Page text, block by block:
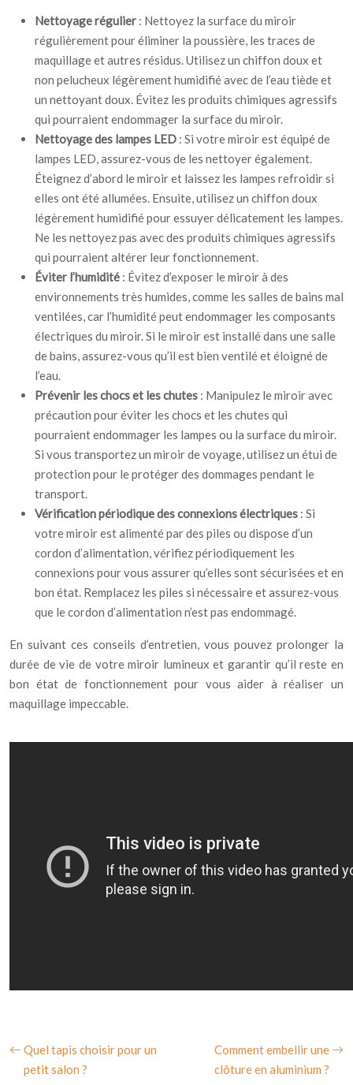
Nettoyage régulier : Nettoyez la surface du miroir
régulièrement pour éliminer la poussière, les traces de
maquillage et autres résidus. Utilisez un chiffon doux et
non pelucheux légèrement humidifié avec de l’eau tiède et
un nettoyant doux. Évitez les produits chimiques agressifs
qui pourraient endommager la surface du miroir.
Nettoyage des lampes LED : Si votre miroir est équipé de
lampes LED, assurez-vous de les nettoyer également.
Éteignez d’abord le miroir et laissez les lampes refroidir si
elles ont été allumées. Ensuite, utilisez un chiffon doux
légèrement humidifié pour essuyer délicatement les lampes.
Ne les nettoyez pas avec des produits chimiques agressifs
qui pourraient altérer leur fonctionnement.
Éviter l’humidité : Évitez d’exposer le miroir à des
environnements très humides, comme les salles de bains mal
ventilées, car l’humidité peut endommager les composants
électriques du miroir. Si le miroir est installé dans une salle
de bains, assurez-vous qu’il est bien ventilé et éloigné de
l’eau.
Prévenir les chocs et les chutes : Manipulez le miroir avec
précaution pour éviter les chocs et les chutes qui
pourraient endommager les lampes ou la surface du miroir.
Si vous transportez un miroir de voyage, utilisez un étui de
protection pour le protéger des dommages pendant le
transport.
Vérification périodique des connexions électriques : Si
votre miroir est alimenté par des piles ou dispose d’un
cordon d’alimentation, vérifiez périodiquement les
connexions pour vous assurer qu’elles sont sécurisées et en
bon état. Remplacez les piles si nécessaire et assurez-vous
que le cordon d’alimentation n’est pas endommagé.
En suivant ces conseils d’entretien, vous pouvez prolonger la
durée de vie de votre miroir lumineux et garantir qu’il reste en
bon état de fonctionnement pour vous aider à réaliser un
maquillage impeccable.
Quel tapis choisir pour un
petit salon ?
Comment embellir une
clôture en aluminium ?